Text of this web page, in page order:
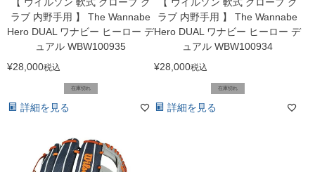
【 ウイルソン 軟式 グローブ グ
ラブ 内野手用 】 The Wannabe
Hero DUAL ワナビー ヒーロー デ
ュアル WBW100935
¥28,000税込
在庫切れ
詳細を見る
【 ウイルソン 軟式 グローブ グ
ラブ 内野手用 】 The Wannabe
Hero DUAL ワナビー ヒーロー デ
ュアル WBW100934
¥28,000税込
在庫切れ
詳細を見る